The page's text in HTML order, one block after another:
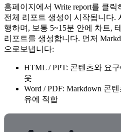
홈페이지에서 Write report를 클
전체 리포트 생성이 시작됩니다.
행하며, 보통 5~15분 안에 차트,
리포트를 생성합니다. 먼저
으로보냅니다:
HTML / PPT: 콘텐츠와 요
웃
Word / PDF: Markdown 콘
유에 적합